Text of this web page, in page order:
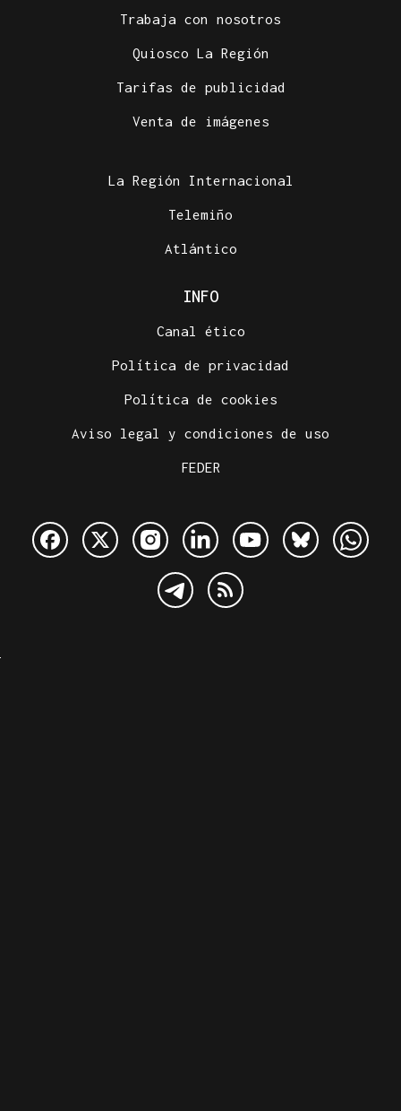
Trabaja con nosotros
Quiosco La Región
Tarifas de publicidad
Venta de imágenes
La Región Internacional
Telemiño
Atlántico
INFO
Canal ético
Política de privacidad
Política de cookies
Aviso legal y condiciones de uso
FEDER